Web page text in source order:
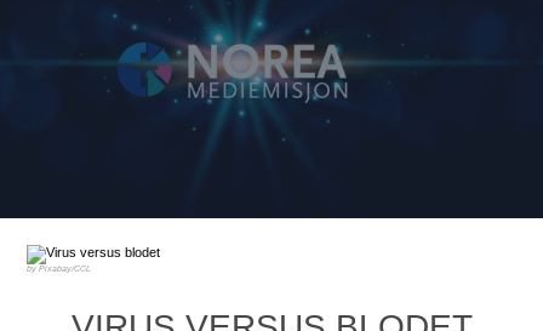
Pixabay/CCL